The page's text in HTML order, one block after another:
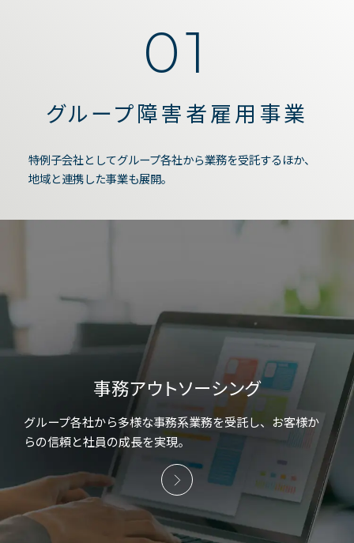
01
グループ障害者雇用事業
特例子会社としてグループ各社から業務を受託するほか、
地域と連携した事業も展開。
事務アウトソーシング
グループ各社から多様な事務系業務を受託し、お客様か
らの信頼と社員の成長を実現。